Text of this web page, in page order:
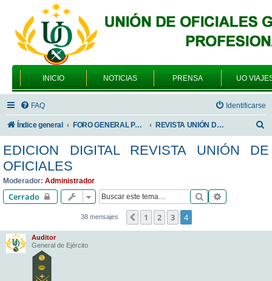
INICIO NOTICIAS PRENSA UO
FAQ Identificarse
Índice general FORO GENERAL PARA TODOS LOS USUARIOS REVISTA UNIÓN DE OFICIALES
s
EDICION DIGITAL REVISTA UNIÓN DE
OFICIALES
Moderador: Administrador
Cerrado Buscar
38 mensajes Anterior
1 2 3 4
Auditor
General de Ejército